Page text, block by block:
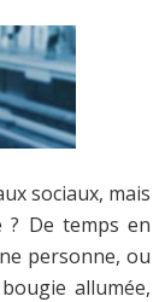
sociaux, mais
? De temps en
personne, ou
allumée,